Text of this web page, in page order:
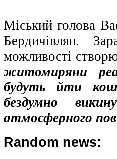
Міський голова
Бердичівлян.
можливості
житомиряни
будуть йти
бездумно
атмосферного
Random news: